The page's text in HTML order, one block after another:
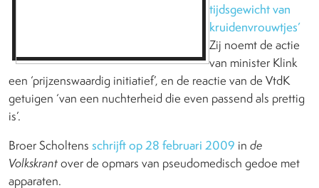
tijdsgewicht van
kruidenvrouwtjes’
Zij noemt de actie
van minister Klink
een ‘prijzenswaardig initiatief’, en de reactie van de VtdK
getuigen ‘van een nuchterheid die even passend als prettig
is’.
Broer Scholtens schrijft op 28 februari 2009 in de
Volkskrantover de opmars van pseudomedisch gedoe met
apparaten.